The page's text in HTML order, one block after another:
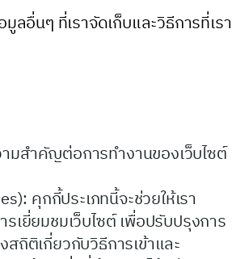
ลอื่นๆ ที่เราจัดเก็บและวิธีการที่เรา
มสำคัญต่อการทำงานของเว็บไซต์
คุกกี้ประเภทนี้จะช่วยให้เรา
เยี่ยมชมเว็บไซต์ เพื่อปรับปรุงการ
ถิติเกี่ยวกับวิธีการเข้าและ